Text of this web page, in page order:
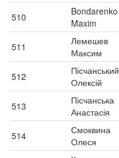
510
Bondarenko
Maxim
511
Лемешев
Максим
512
Пісчанський
Олексій
513
Пісчанська
Анастасія
514
Смоквина
Олеся